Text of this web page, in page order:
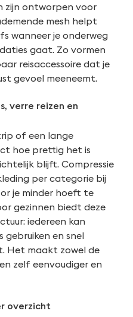
zijn ontworpen voor
mesh helpt
wanneer je onderweg
gaat. Zo vormen
reisaccessoire dat je
gevoel meeneemt.
verre reizen en
of een lange
hoe prettig het is
blijft. Compressie
per categorie bij
je minder hoeft te
gezinnen biedt deze
iedereen kan
gebruiken en snel
Het maakt zowel de
zelf eenvoudiger en
overzicht